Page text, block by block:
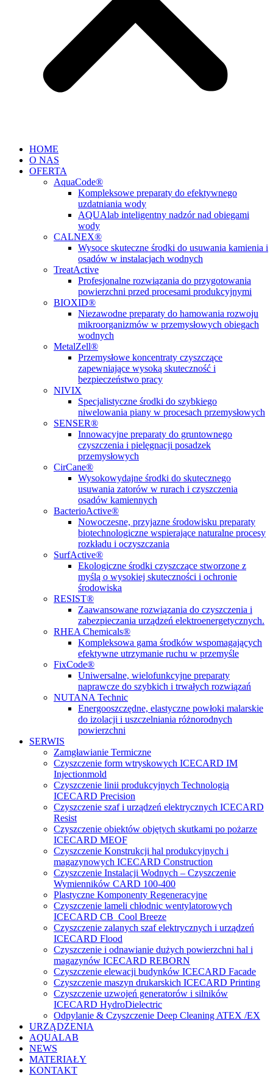
HOME
O NAS
OFERTA
AquaCode®
Kompleksowe preparaty do efektywnego
uzdatniania wody
AQUAlab inteligentny nadzór nad obiegami
wody
CALNEX®
Wysoce skuteczne środki do usuwania kamienia i
osadów w instalacjach wodnych
TreatActive
Profesjonalne rozwiązania do przygotowania
powierzchni przed procesami produkcyjnymi
BIOXID®
Niezawodne preparaty do hamowania rozwoju
mikroorganizmów w przemysłowych obiegach
wodnych
MetalZell®
Przemysłowe koncentraty czyszczące
zapewniające wysoką skuteczność i
bezpieczeństwo pracy
NIVIX
Specjalistyczne środki do szybkiego
niwelowania piany w procesach przemysłowych
SENSER®
Innowacyjne preparaty do gruntownego
czyszczenia i pielęgnacji posadzek
przemysłowych
CirCane®
Wysokowydajne środki do skutecznego
usuwania zatorów w rurach i czyszczenia
osadów kamiennych
BacterioActive®
Nowoczesne, przyjazne środowisku preparaty
biotechnologiczne wspierające naturalne procesy
rozkładu i oczyszczania
SurfActive®
Ekologiczne środki czyszczące stworzone z
myślą o wysokiej skuteczności i ochronie
środowiska
RESIST®
Zaawansowane rozwiązania do czyszczenia i
zabezpieczania urządzeń elektroenergetycznych.
RHEA Chemicals®
Kompleksowa gama środków wspomagających
efektywne utrzymanie ruchu w przemyśle
FixCode®
Uniwersalne, wielofunkcyjne preparaty
naprawcze do szybkich i trwałych rozwiązań
NUTANA Technic
Energooszczędne, elastyczne powłoki malarskie
do izolacji i uszczelniania różnorodnych
powierzchni
SERWIS
Zamgławianie Termiczne
Czyszczenie form wtryskowych ICECARD IM
Injectionmold
Czyszczenie linii produkcyjnych Technologią
ICECARD Precision
Czyszczenie szaf i urządzeń elektrycznych ICECARD
Resist
Czyszczenie obiektów objętych skutkami po pożarze
ICECARD MEOF
Czyszczenie Konstrukcji hal produkcyjnych i
magazynowych ICECARD Construction
Czyszczenie Instalacji Wodnych – Czyszczenie
Wymienników CARD 100-400
Plastyczne Komponenty Regeneracyjne
Czyszczenie lameli chłodnic wentylatorowych
ICECARD CB Cool Breeze
Czyszczenie zalanych szaf elektrycznych i urządzeń
ICECARD Flood
Czyszczenie i odnawianie dużych powierzchni hal i
magazynów ICECARD REBORN
Czyszczenie elewacji budynków ICECARD Facade
Czyszczenie maszyn drukarskich ICECARD Printing
Czyszczenie uzwojeń generatorów i silników
ICECARD HydroDielectric
Odpylanie & Czyszczenie Deep Cleaning ATEX /EX
URZĄDZENIA
AQUALAB
NEWS
MATERIAŁY
KONTAKT